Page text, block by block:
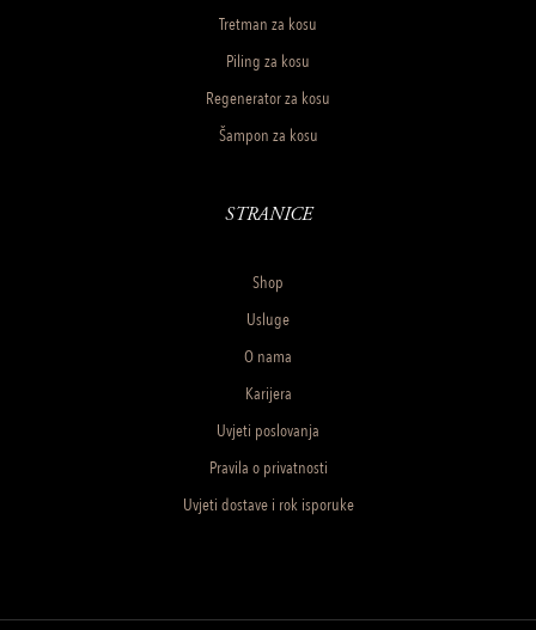
Tretman za kosu
Piling za kosu
Regenerator za kosu
Šampon za kosu
STRANICE
Shop
Usluge
O nama
Karijera
Uvjeti poslovanja
Pravila o privatnosti
Uvjeti dostave i rok isporuke